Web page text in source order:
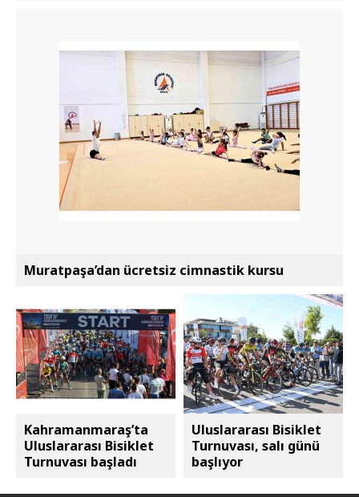
Muratpaşa’dan ücretsiz cimnastik kursu
Kahramanmaraş’ta
Uluslararası Bisiklet
Turnuvası başladı
Uluslararası Bisiklet
Turnuvası, salı günü
başlıyor